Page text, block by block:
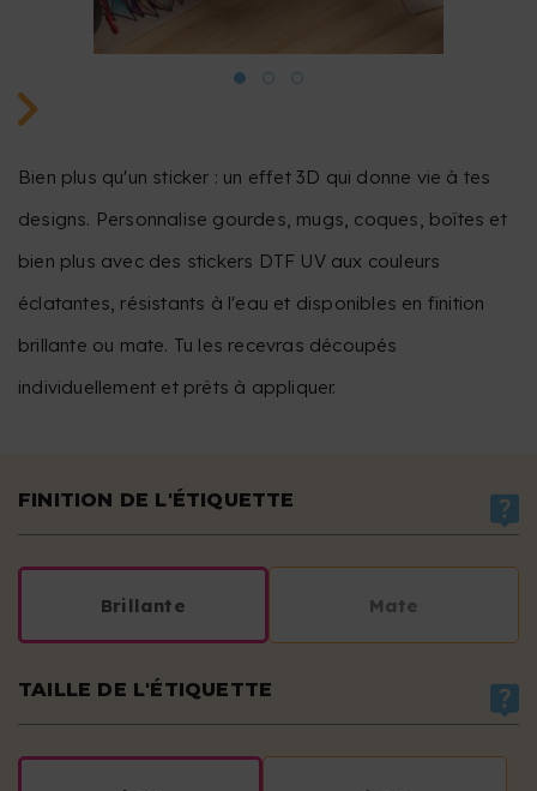
Bien plus qu'un sticker : un effet 3D qui donne vie à tes
designs. Personnalise gourdes, mugs, coques, boîtes et
bien plus avec des stickers DTF UV aux couleurs
éclatantes, résistants à l'eau et disponibles en finition
brillante ou mate. Tu les recevras découpés
individuellement et prêts à appliquer.
FINITION DE L'ÉTIQUETTE
Brillante Mate
TAILLE DE L'ÉTIQUETTE